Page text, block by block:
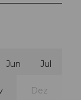
Jun Jul
Dez